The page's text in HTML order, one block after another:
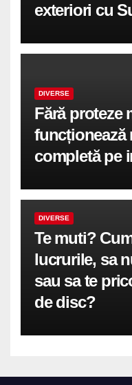
exteriori cu
DIVERSE
Fără proteze
funcționează
completă pe
DIVERSE
Te muti?
lucrurile, sa
sau sa te
de disc?